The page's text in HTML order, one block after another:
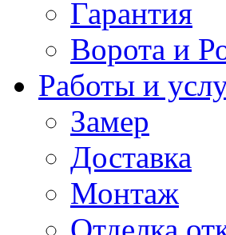
Гарантия
Ворота и
Работы и
Замер
Доставка
Монтаж